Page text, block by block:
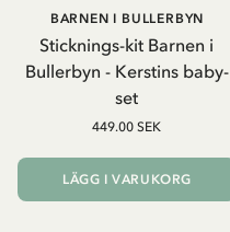
Sticknings-kit Barnen i
Bullerbyn - Kerstins baby-
set
BARNEN I BULLERBYN
449.00 SEK
LÄGG I VARUKORG